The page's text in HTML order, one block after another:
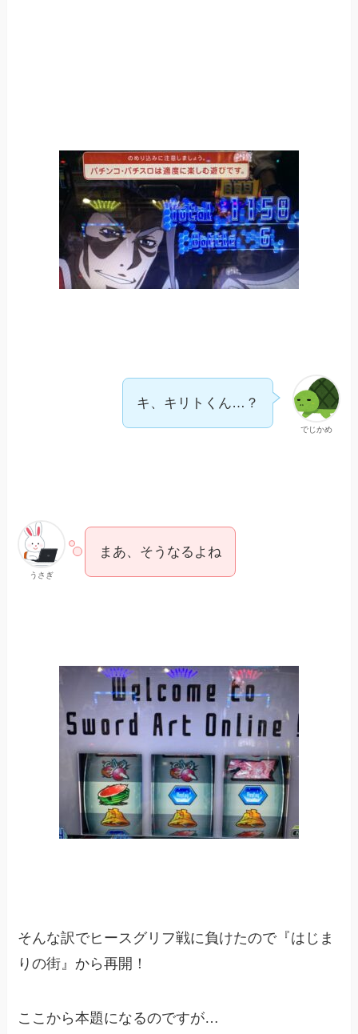
でじかめ
キ、キリトくん…？
うさぎ
まあ、そうなるよね
そんな訳でヒースグリフ戦に負けたので『はじま
りの街』から再開！
ここから本題になるのですが…